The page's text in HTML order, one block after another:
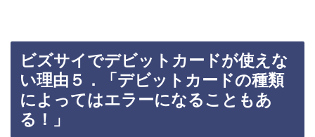
ビズサイでデビットカードが使えな
い理由５．「デビットカードの種類
によってはエラーになることもあ
る！」